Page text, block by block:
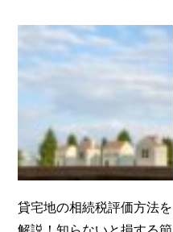
貸宅地の相続税評価方法を